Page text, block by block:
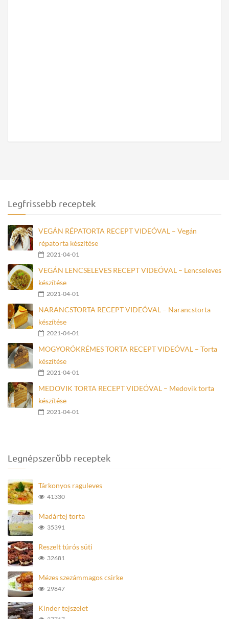
Legfrissebb receptek
VEGÁN RÉPATORTA RECEPT VIDEÓVAL – Vegán
répatorta készítése
2021-04-01
VEGÁN LENCSELEVES RECEPT VIDEÓVAL – Lencseleves
készítése
2021-04-01
NARANCSTORTA RECEPT VIDEÓVAL – Narancstorta
készítése
2021-04-01
MOGYORÓKRÉMES TORTA RECEPT VIDEÓVAL – Torta
készítése
2021-04-01
MEDOVIK TORTA RECEPT VIDEÓVAL – Medovik torta
készítése
2021-04-01
Legnépszerűbb receptek
Tárkonyos raguleves
41330
Madártej torta
35391
Reszelt túrós süti
32681
Mézes szezámmagos csirke
29847
Kinder tejszelet